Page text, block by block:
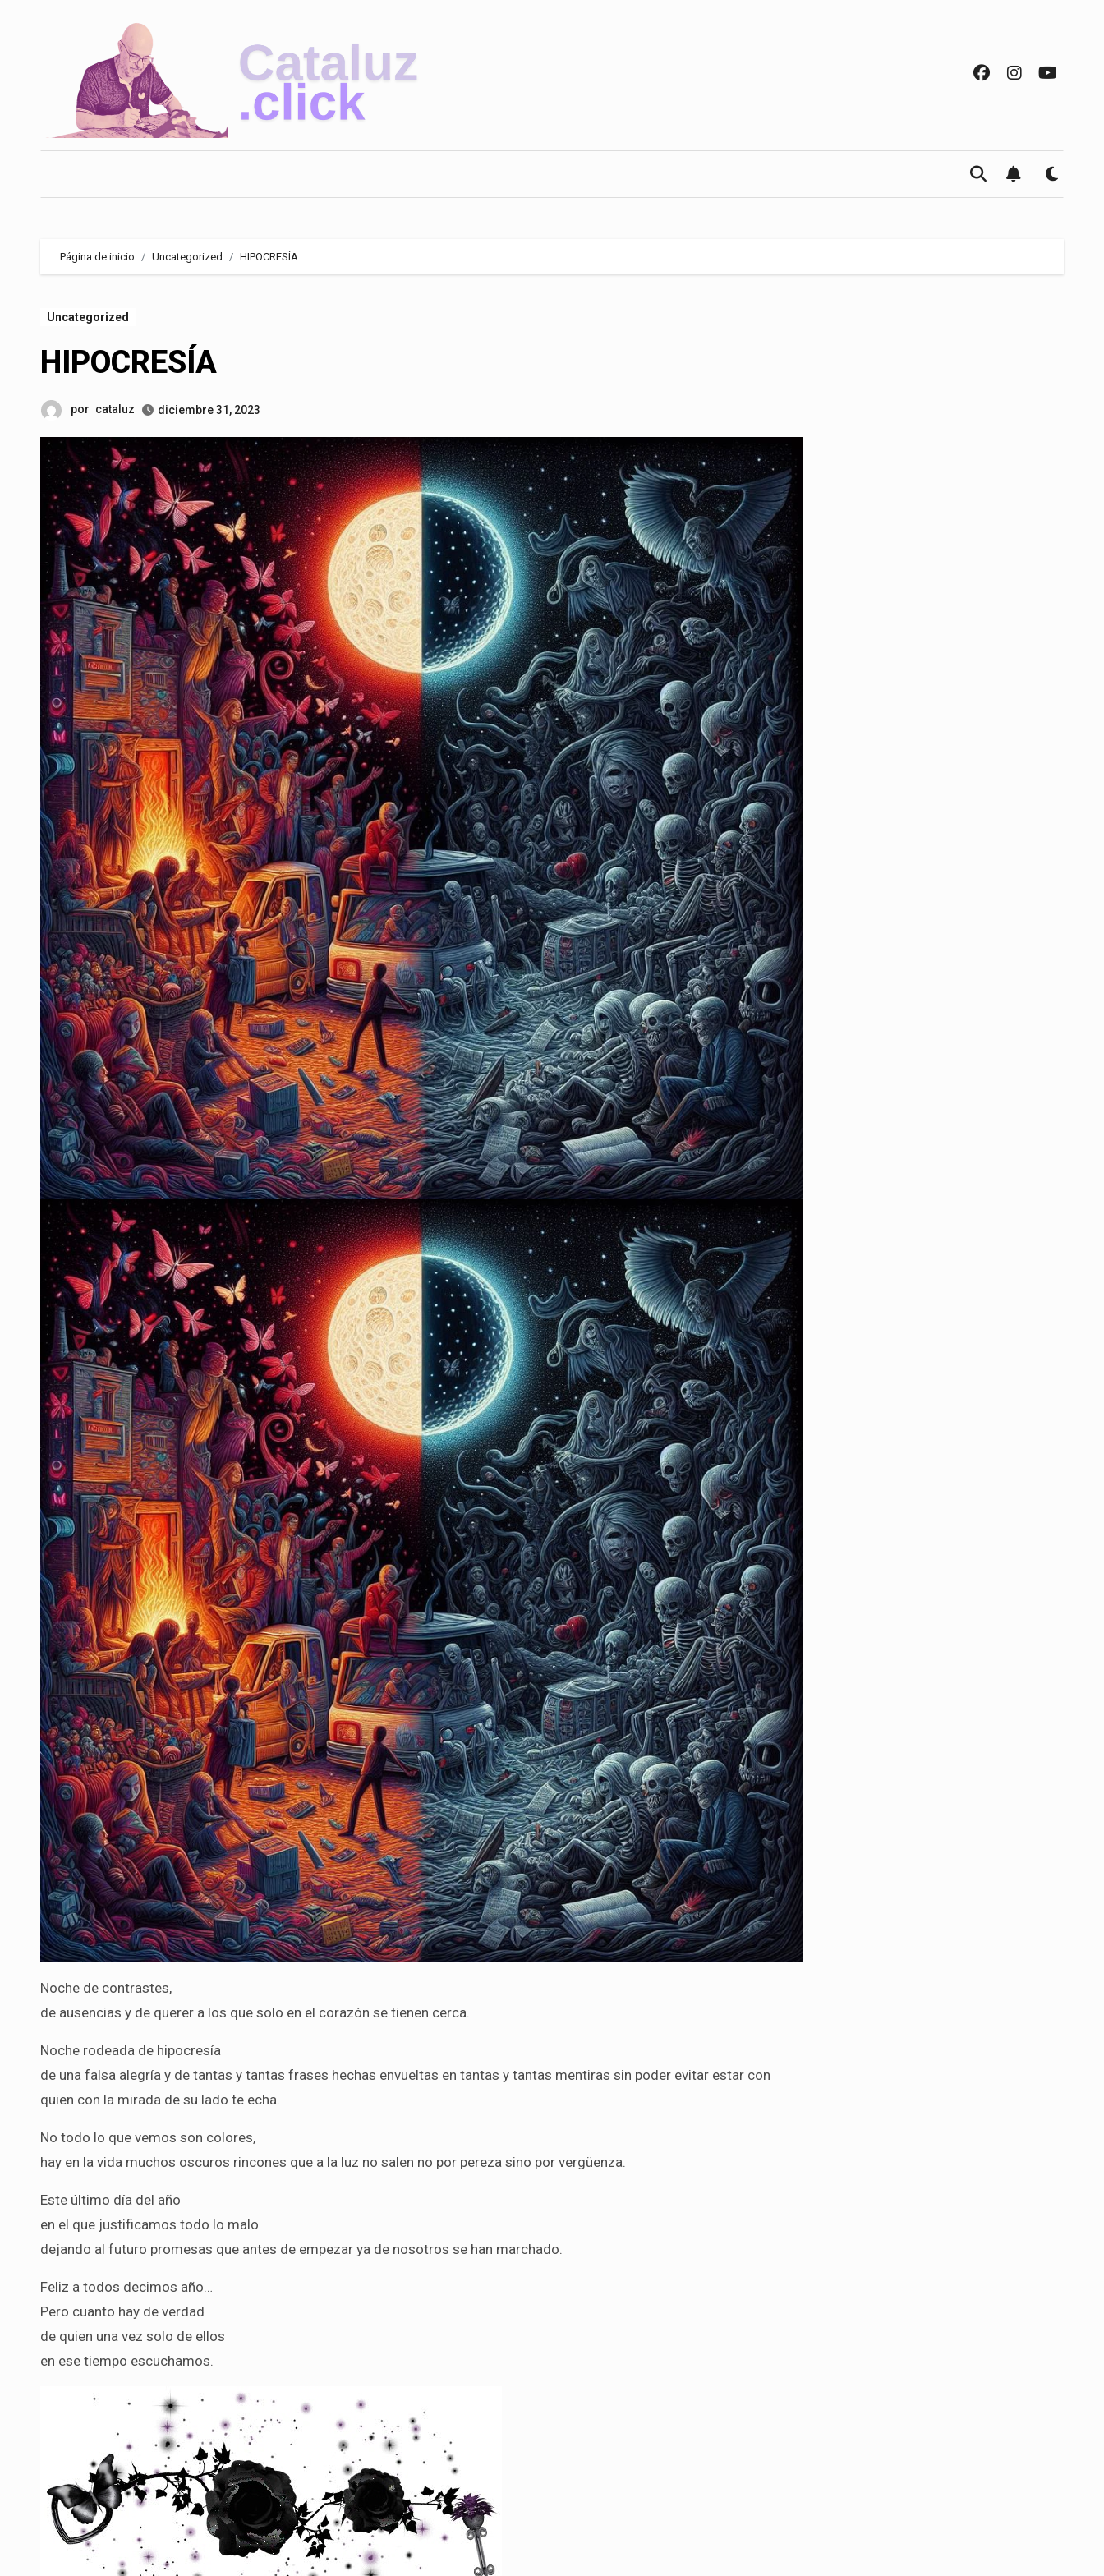
Página de inicio Uncategorized HIPOCRESÍA
Uncategorized
HIPOCRESÍA
por cataluz diciembre 31, 2023
Noche de contrastes,
de ausencias y de querer a los que solo en el corazón se tienen cerca.
Noche rodeada de hipocresía
de una falsa alegría y de tantas y tantas frases hechas envueltas en tantas y tantas mentiras sin poder evitar estar con
quien con la mirada de su lado te echa.
No todo lo que vemos son colores,
hay en la vida muchos oscuros rincones que a la luz no salen no por pereza sino por vergüenza.
Este último día del año
en el que justificamos todo lo malo
dejando al futuro promesas que antes de empezar ya de nosotros se han marchado.
Feliz a todos decimos año…
Pero cuanto hay de verdad
de quien una vez solo de ellos
en ese tiempo escuchamos.